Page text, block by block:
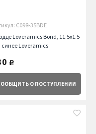
C098-35BDE
Loveramics Bond, 11.5х1.5
синее Loveramics
руб.
О ПОСТУПЛЕНИИ